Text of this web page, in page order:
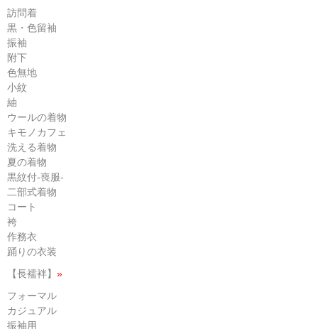
訪問着
黒・色留袖
振袖
附下
色無地
小紋
紬
ウールの着物
キモノカフェ
洗える着物
夏の着物
黒紋付-喪服-
二部式着物
コート
袴
作務衣
踊りの衣装
【長襦袢】 »
フォーマル
カジュアル
振袖用